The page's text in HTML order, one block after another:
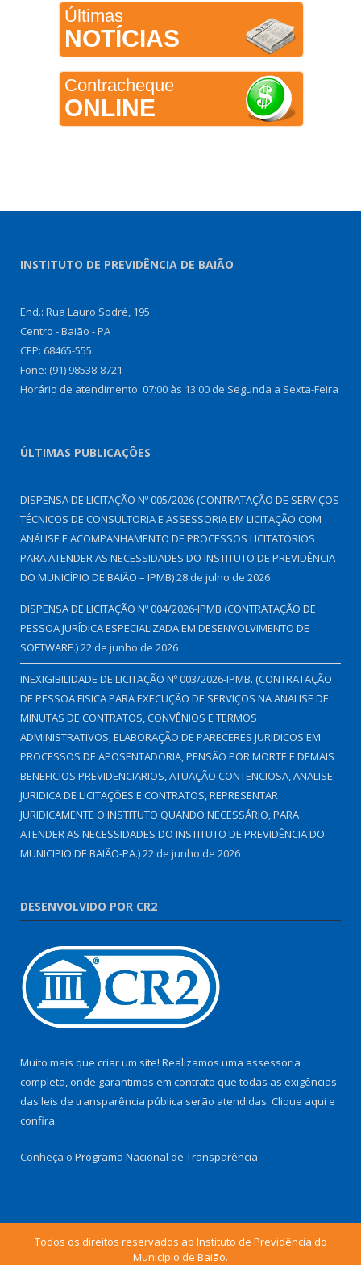
Últimas
NOTÍCIAS
Contracheque
ONLINE
INSTITUTO DE PREVIDÊNCIA DE BAIÃO
End.: Rua Lauro Sodré, 195
Centro - Baião - PA
CEP: 68465-555
Fone: (91) 98538-8721
Horário de atendimento: 07:00 às 13:00 de Segunda a Sexta-Feira
ÚLTIMAS PUBLICAÇÕES
DISPENSA DE LICITAÇÃO Nº 005/2026 (CONTRATAÇÃO DE SERVIÇOS
TÉCNICOS DE CONSULTORIA E ASSESSORIA EM LICITAÇÃO COM
ANÁLISE E ACOMPANHAMENTO DE PROCESSOS LICITATÓRIOS
PARA ATENDER AS NECESSIDADES DO INSTITUTO DE PREVIDÊNCIA
DO MUNICÍPIO DE BAIÃO – IPMB)28 de julho de 2026
DISPENSA DE LICITAÇÃO Nº 004/2026-IPMB (CONTRATAÇÃO DE
PESSOA JURÍDICA ESPECIALIZADA EM DESENVOLVIMENTO DE
SOFTWARE.)22 de junho de 2026
INEXIGIBILIDADE DE LICITAÇÃO Nº 003/2026-IPMB. (CONTRATAÇÃO
DE PESSOA FISICA PARA EXECUÇÃO DE SERVIÇOS NA ANALISE DE
MINUTAS DE CONTRATOS, CONVÊNIOS E TERMOS
ADMINISTRATIVOS, ELABORAÇÃO DE PARECERES JURIDICOS EM
PROCESSOS DE APOSENTADORIA, PENSÃO POR MORTE E DEMAIS
BENEFICIOS PREVIDENCIARIOS, ATUAÇÃO CONTENCIOSA, ANALISE
JURIDICA DE LICITAÇÕES E CONTRATOS, REPRESENTAR
JURIDICAMENTE O INSTITUTO QUANDO NECESSÁRIO, PARA
ATENDER AS NECESSIDADES DO INSTITUTO DE PREVIDÊNCIA DO
MUNICIPIO DE BAIÃO-PA.)22 de junho de 2026
DESENVOLVIDO POR CR2
Muito mais que criar um site! Realizamos uma assessoria
completa, onde garantimos em contrato que todas as exigências
das leis de transparência pública serão atendidas. Clique aqui e
confira.
Conheça o Programa Nacional de Transparência
Todos os direitos reservados ao Instituto de Previdência do
Município de Baião.